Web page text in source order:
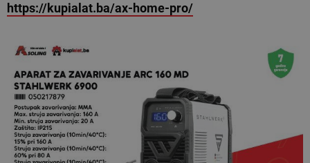
https://kupialat.ba/ax-home-pro/